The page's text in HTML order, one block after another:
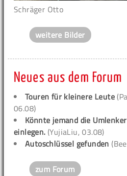
Schräger Otto
weitere Bilder
Neues aus dem Forum
Touren für kleinere Leute
06.08)
Könnte jemand die
einlegen. (YujiaLiu, 03.08)
Autoschlüssel gefunden
zum Forum